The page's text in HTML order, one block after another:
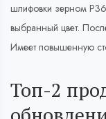
шлифовки зерном
выбранный цвет.
Имеет повышенную
Топ-2